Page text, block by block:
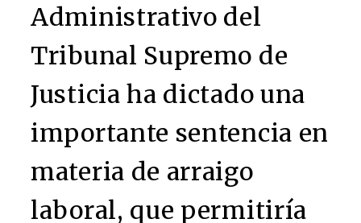
Administrativo del
Tribunal Supremo de
Justicia ha dictado una
importante sentencia en
materia de arraigo
laboral, que permitiría